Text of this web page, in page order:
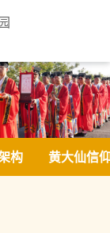
构 黄大仙信